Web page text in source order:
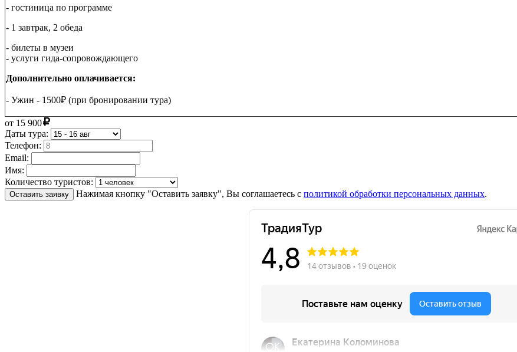
- гостиница по программе
- 1 завтрак, 2 обеда
- билеты в музеи
- услуги гида-сопровождающего
Дополнительно оплачивается:
- Ужин - 1500₽ (при бронировании тура)
от 15 900
Даты тура:
Телефон:
Email:
Имя:
Количество туристов:
Оставить заявку Нажимая кнопку "Оставить заявку", Вы соглашаетесь с политикой обработки персональных данных.